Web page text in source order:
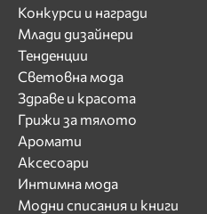
Конкурси и награди
Млади дизайнери
Тенденции
Световна мода
Здраве и красота
Грижи за тялото
Аромати
Аксесоари
Интимна мода
Модни списания и книги